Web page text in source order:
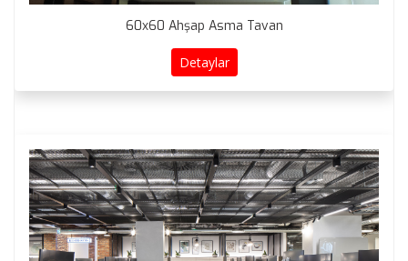
60x60 Ahşap Asma Tavan
Detaylar